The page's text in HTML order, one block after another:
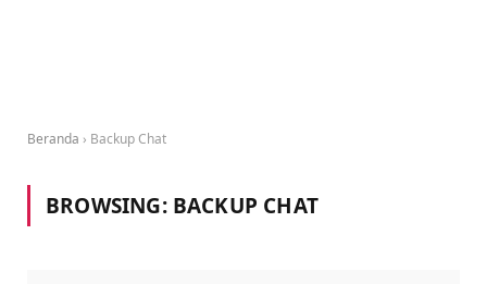
Beranda › Backup Chat
BROWSING: BACKUP CHAT